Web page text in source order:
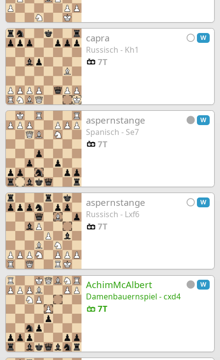
capra W
Russisch - Kh1
7T
aspernstange W
Spanisch - Se7
7T
aspernstange W
Russisch - Lxf6
7T
AchimMcAlbert W
Damenbauernspiel - cxd4
7T